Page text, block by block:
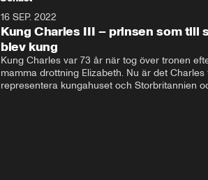
16 SEP. 2022
Kung Charles III – prinsen som till
blev kung
Kung Charles var 73 år när tog över tronen
mamma drottning Elizabeth. Nu är det Charles
representera kungahuset och Storbritannien